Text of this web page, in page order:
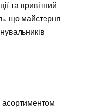
та привітний
що майстерня
асортиментом